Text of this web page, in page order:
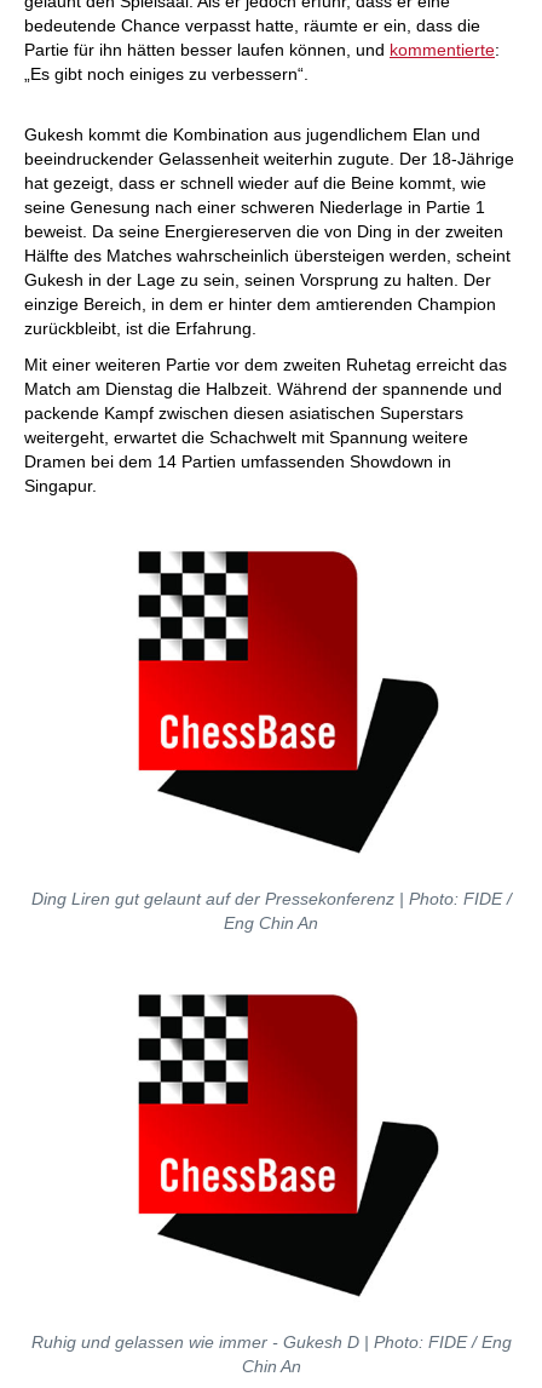
bedeutende Chance verpasst hatte, räumte er ein, dass die
Partie für ihn hätten besser laufen können, und kommentierte:
„Es gibt noch einiges zu verbessern“.
Gukesh kommt die Kombination aus jugendlichem Elan und
beeindruckender Gelassenheit weiterhin zugute. Der 18-Jährige
hat gezeigt, dass er schnell wieder auf die Beine kommt, wie
seine Genesung nach einer schweren Niederlage in Partie 1
beweist. Da seine Energiereserven die von Ding in der zweiten
Hälfte des Matches wahrscheinlich übersteigen werden, scheint
Gukesh in der Lage zu sein, seinen Vorsprung zu halten. Der
einzige Bereich, in dem er hinter dem amtierenden Champion
zurückbleibt, ist die Erfahrung.
Mit einer weiteren Partie vor dem zweiten Ruhetag erreicht das
Match am Dienstag die Halbzeit. Während der spannende und
packende Kampf zwischen diesen asiatischen Superstars
weitergeht, erwartet die Schachwelt mit Spannung weitere
Dramen bei dem 14 Partien umfassenden Showdown in
Singapur.
Ding Liren gut gelaunt auf der Pressekonferenz | Photo: FIDE /
Eng Chin An
Ruhig und gelassen wie immer - Gukesh D | Photo: FIDE / Eng
Chin An